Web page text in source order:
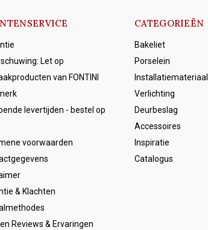
Let op
van FONTINI
levertijden - bestel op
voorwaarden
& Klachten
Reviews & Ervaringen
CATEGORIEËN
Bakeliet
Porselein
Installatiemateriaal
Verlichting
Deurbeslag
Accessoires
Inspiratie
Catalogus